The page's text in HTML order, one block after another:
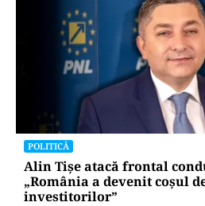
POLITICĂ
Alin Tișe atacă frontal
„România a devenit coșul
investitorilor”